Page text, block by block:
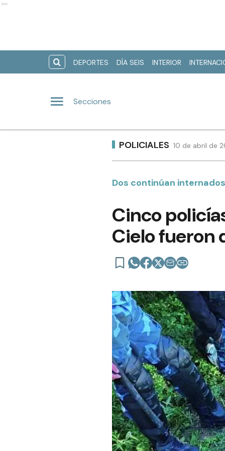
Ads
DEPORTES DÍA SEIS INTERIOR
Secciones
POLICIALES 10 de abril de
Dos continúan
Cinco
Cielo fueron